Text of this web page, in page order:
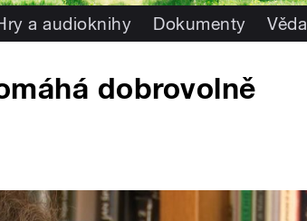
a audioknihy Dokumenty Věda
dobrovolně